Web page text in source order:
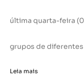
última quarta-feira
grupos de
Leia mais